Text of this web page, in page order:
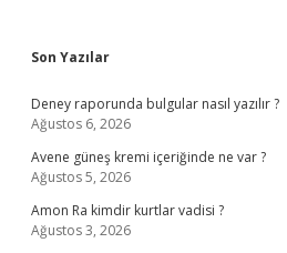
Sidebar
Son Yazılar
Deney raporunda bulgular nasıl yazılır ?
Ağustos 6, 2026
Avene güneş kremi içeriğinde ne var ?
Ağustos 5, 2026
Amon Ra kimdir kurtlar vadisi ?
Ağustos 3, 2026